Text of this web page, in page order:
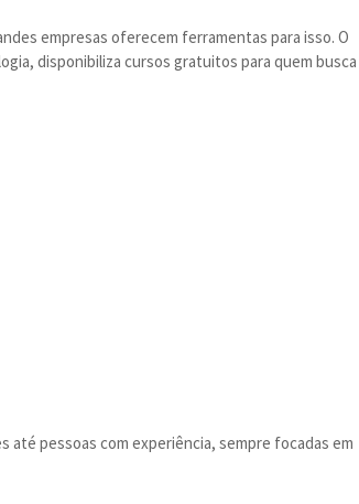
empresas oferecem ferramentas para isso. O
disponibiliza cursos gratuitos para quem busca
pessoas com experiência, sempre focadas em